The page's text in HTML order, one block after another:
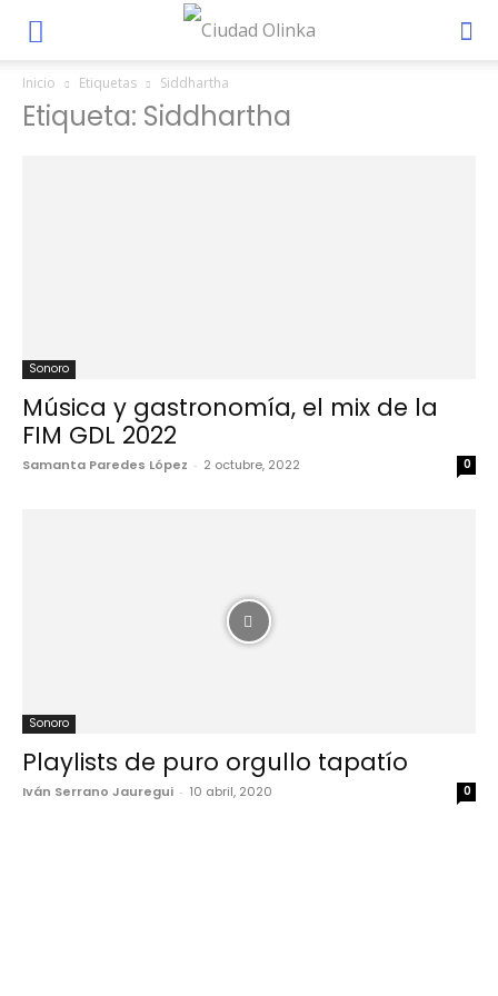
Inicio Etiquetas Siddhartha
Etiqueta: Siddhartha
Sonoro
Música y gastronomía, el mix de la
FIM GDL 2022
Samanta Paredes López - 2 octubre, 2022 0
Sonoro
Playlists de puro orgullo tapatío
Iván Serrano Jauregui - 10 abril, 2020 0